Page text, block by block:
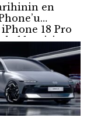
en
18 Pro
beklentisi